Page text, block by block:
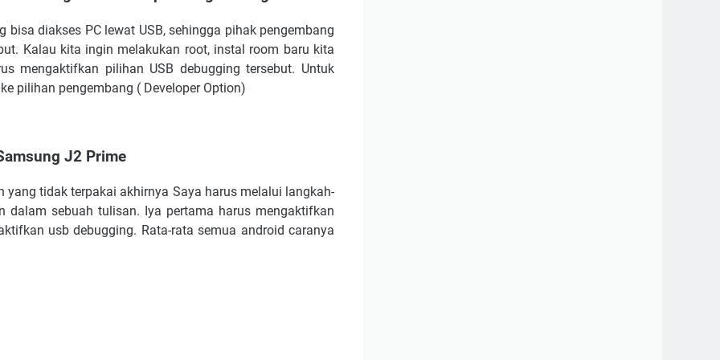
diakses PC lewat USB, sehingga pihak pengembang
Kalau kita ingin melakukan root, instal room baru kita
mengaktifkan pilihan USB debugging tersebut. Untuk
pilihan pengembang ( Developer Option)
J2 Prime
tidak terpakai akhirnya Saya harus melalui langkah-
dalam sebuah tulisan. Iya pertama harus mengaktifkan
usb debugging. Rata-rata semua android caranya